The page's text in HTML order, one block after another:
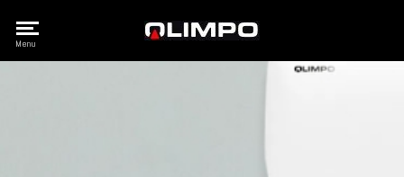
Olimpo
Menu